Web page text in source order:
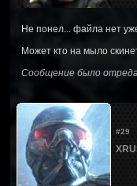
Не понел... файла нет
Может кто на мыло
Сообщение было
#29